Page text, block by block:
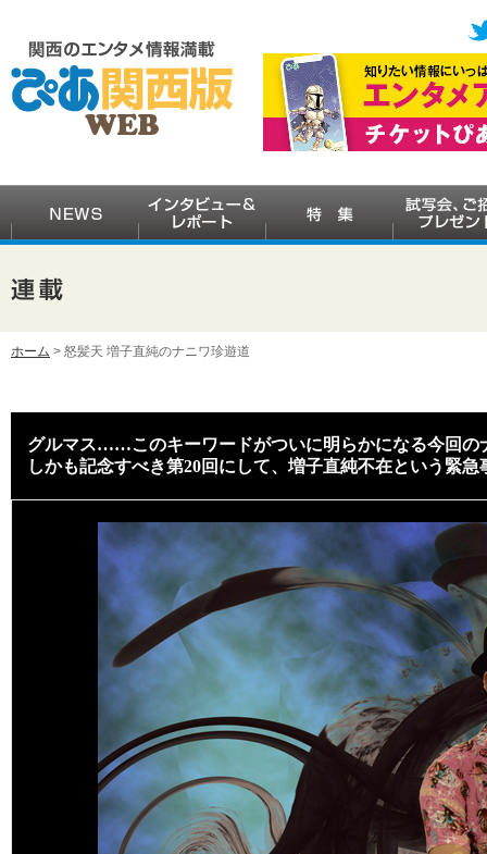
ホーム > 怒髪天 増子直純のナニワ珍遊道
グルマス……このキーワードがついに明らかになる今回
しかも記念すべき第20回にして、増子直純不在という